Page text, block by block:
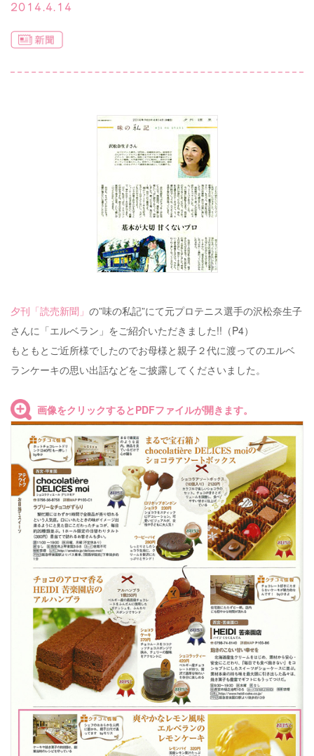
2014.4.14
夕刊「読売新聞」 の”味の私記”にて元プロテニス選手の沢松奈生子
さんに「エルベラン」をご紹介いただきました!!（P4）
もともとご近所様でしたのでお母様と親子２代に渡ってのエルベ
ランケーキの思い出話などをご披露してくださいました。
画像をクリックするとPDFファイルが開きます。